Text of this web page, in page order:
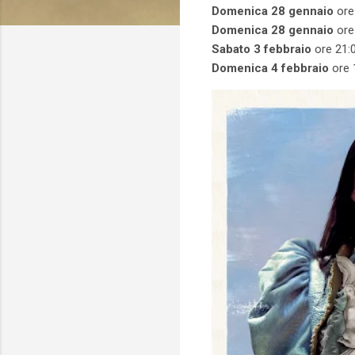
Domenica 28 gennaio
Domenica 28 gennaio
Sabato 3 febbraio ore
Domenica 4 febbraio ore